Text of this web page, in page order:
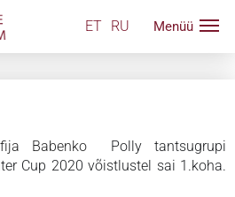
ET RU
Babenko Polly tantsugrupi
Cup 2020 võistlustel sai 1.koha.